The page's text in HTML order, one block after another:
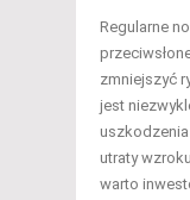
Regularne
zmniejszyć
jest
utraty
warto